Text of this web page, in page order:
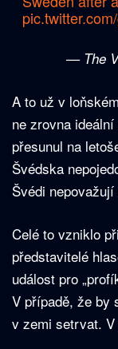
— The
A to už v
ne zrovna
přesunul na
Švédska
Švédi
Celé to vzniklo
představitelé
událost pro
V případě, že by
v zemi setrvat.